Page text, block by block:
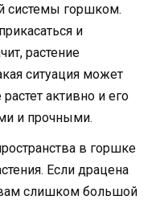
системы горшком.
и
растение
ситуация может
активно и его
и прочными.
в горшке
Если драцена
слишком большой